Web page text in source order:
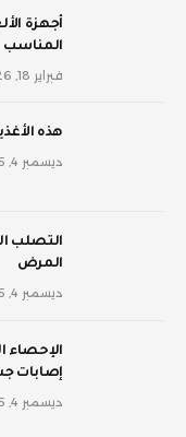
أجهزة
المناسب
فبراير 18, 2026
‫هذه
ديسمبر 4, 2025
‫التصلب
المرض
ديسمبر 4, 2025
إصابات
ديسمبر 4, 2025